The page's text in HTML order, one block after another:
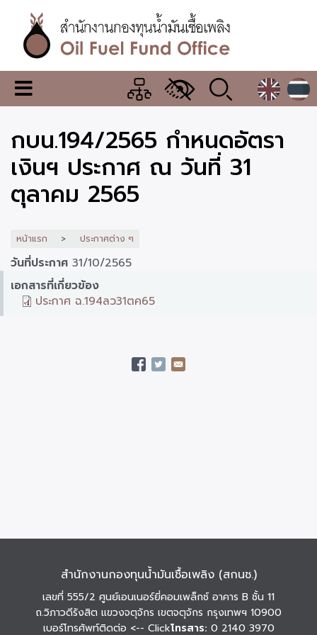
เนื้อหา
หลักสำนักงาน
กองทุน
น้ำมัน
เชื้อ
เพลิง
เมนู
เปลี่ยน
แสดง
ผล
กบน.194/2565 กำหนดอัตรา
เงินฯ ประกาศ ณ วันที่ 31
ตุลาคม 2565
หน้าแรก ประกาศต่าง ๆ
วันที่ประกาศ 31/10/2565
เอกสารที่เกี่ยวข้อง
ประกาศ ฉ.194ลว31ตค65
สำนักงานกองทุนน้ำมันเชื้อเพลิง (สกนช.)
เลขที่ 555/2 ศูนย์เอนเนอร์ยี่คอมเพล็กซ์ อาคาร B ชั้น 11
ถ.วิภาวดีรังสิต แขวงจตุจักร เขตจตุจักร กรุงเทพฯ 10900
เบอร์โทรศัพท์ติดต่อ <-- Clickโทรสาร: 0 2140 3970